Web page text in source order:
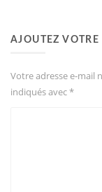
AJOUTEZ
Votre adresse e-mail
indiqués avec*